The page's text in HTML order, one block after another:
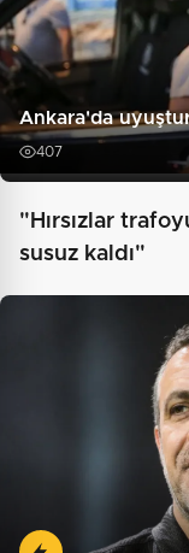
Ankara'da
407
"Hırsızlar
susuz kaldı"